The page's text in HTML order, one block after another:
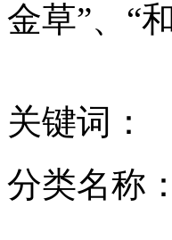
金草”、“
关键词：
分类名称：